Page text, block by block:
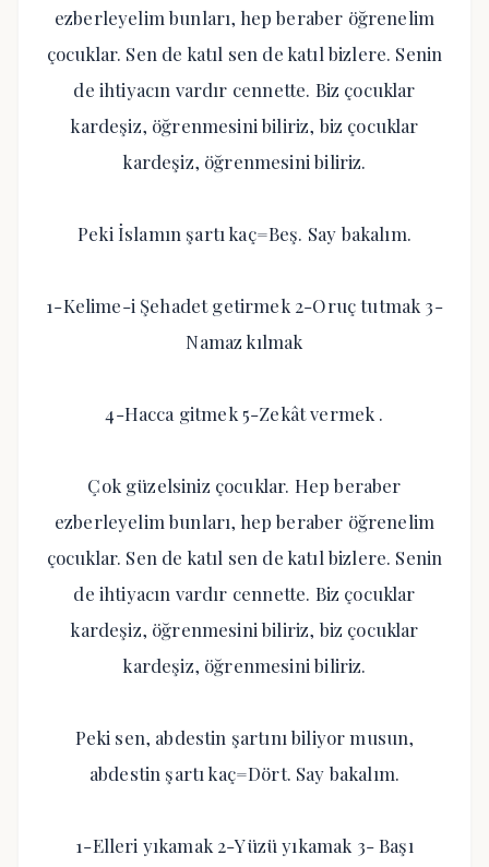
ezberleyelim bunları, hep beraber öğrenelim
çocuklar. Sen de katıl sen de katıl bizlere. Senin
de ihtiyacın vardır cennette. Biz çocuklar
kardeşiz, öğrenmesini biliriz, biz çocuklar
kardeşiz, öğrenmesini biliriz.
Peki İslamın şartı kaç=Beş. Say bakalım.
1-Kelime-i Şehadet getirmek 2-Oruç tutmak 3-
Namaz kılmak
4-Hacca gitmek 5-Zekât vermek .
Çok güzelsiniz çocuklar. Hep beraber
ezberleyelim bunları, hep beraber öğrenelim
çocuklar. Sen de katıl sen de katıl bizlere. Senin
de ihtiyacın vardır cennette. Biz çocuklar
kardeşiz, öğrenmesini biliriz, biz çocuklar
kardeşiz, öğrenmesini biliriz.
Peki sen, abdestin şartını biliyor musun,
abdestin şartı kaç=Dört. Say bakalım.
1-Elleri yıkamak 2-Yüzü yıkamak 3- Başı